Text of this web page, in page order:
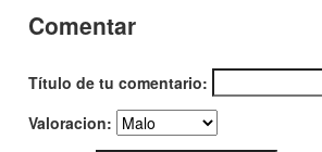
Comentar
Título de tu comentario:
Valoracion: